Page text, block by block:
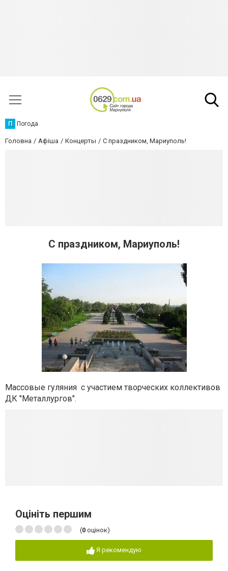
П Погода
Головна Афіша Концерты С праздником, Мариуполь!
С праздником, Мариуполь!
Массовые гуляния с участием творческих коллективов
ДК "Металлургов".
Оцініть першим
(0 оцінок)
Я рекомендую